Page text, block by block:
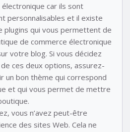
car ils sont
personnalisables et il existe
plugins qui vous permettent de
de commerce électronique
votre blog. Si vous décidez
de ces deux options, assurez-
un bon thème qui correspond
et qui vous permet de mettre
vous n’avez peut-être
des sites Web. Cela ne